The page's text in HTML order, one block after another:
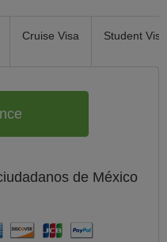
Cruise Visa Student Visa
de México